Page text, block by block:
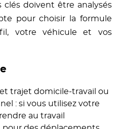
clés doivent être analysés
pour choisir la formule
votre véhicule et vos
trajet domicile-travail ou
: si vous utilisez votre
au travail